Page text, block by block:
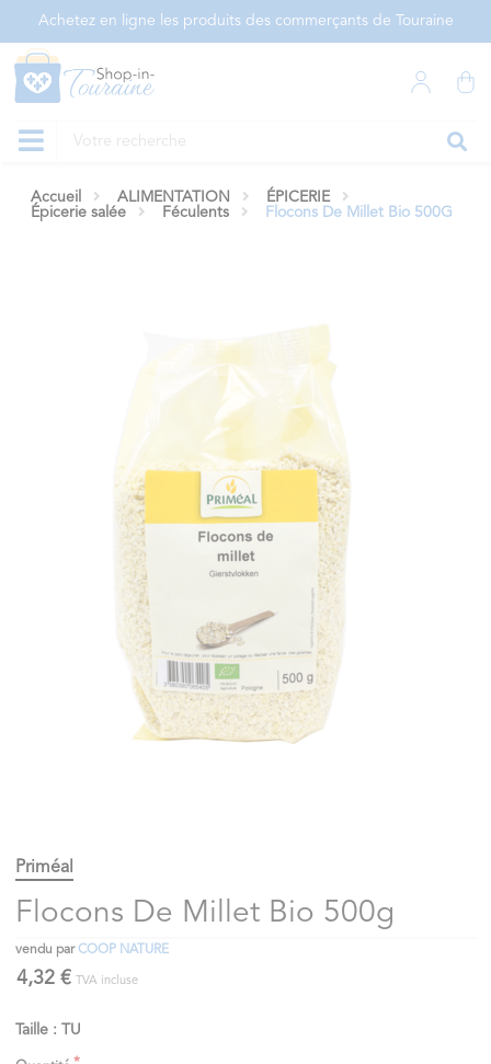
Achetez en ligne les produits des commerçants de Touraine
Accueil ALIMENTATION
ÉPICERIE
Épicerie salée
Féculents Flocons De Millet Bio 500G
Priméal
Flocons De Millet Bio 500g
vendu parCOOP NATURE
4,32 € TVA incluse
Taille : TU
Panneau de gestion des cookies